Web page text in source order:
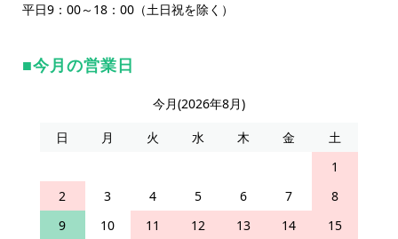
平日9：00～18：00（土日祝を除く）
今月の営業日
今月(2026年8月)
日
月 火 水 木 金
土
1
2
3 4 5 6 7
8
9
10 11 12 13 14
15